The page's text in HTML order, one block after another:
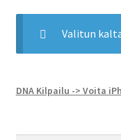
Valitun
DNA Kilpailu -> Voita